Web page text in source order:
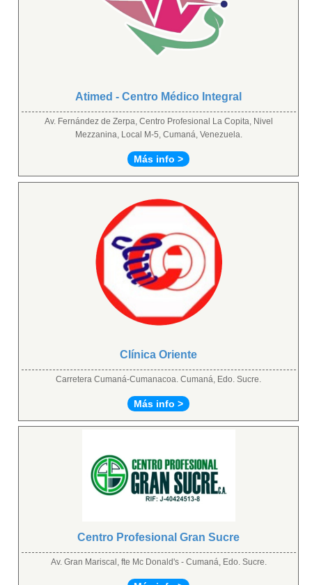
Atimed - Centro Médico Integral
Av. Fernández de Zerpa, Centro Profesional La Copita, Nivel
Mezzanina, Local M-5, Cumaná, Venezuela.
Más info >
Clínica Oriente
Carretera Cumaná-Cumanacoa. Cumaná, Edo. Sucre.
Más info >
Centro Profesional Gran Sucre
Av. Gran Mariscal, fte Mc Donald's - Cumaná, Edo. Sucre.